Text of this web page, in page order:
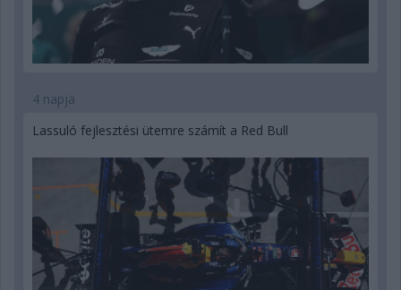
4 napja
Lassuló fejlesztési ütemre számít a Red Bull